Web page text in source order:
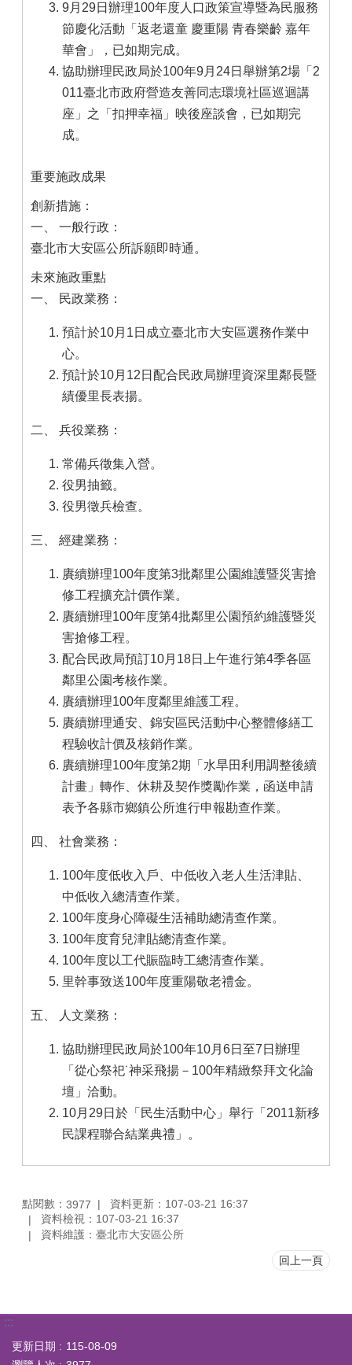
9月29日辦理100年度人口政策宣導暨為民服務
節慶化活動「返老還童 慶重陽 青春樂齡 嘉年
華會」，已如期完成。
協助辦理民政局於100年9月24日舉辦第2場「2
011臺北市政府營造友善同志環境社區巡迴講
座」之「扣押幸福」映後座談會，已如期完
成。
重要施政成果
創新措施：
一、 一般行政：
臺北市大安區公所訴願即時通。
未來施政重點
一、 民政業務：
預計於10月1日成立臺北市大安區選務作業中
心。
預計於10月12日配合民政局辦理資深里鄰長暨
績優里長表揚。
二、 兵役業務：
常備兵徵集入營。
役男抽籤。
役男徵兵檢查。
三、 經建業務：
賡續辦理100年度第3批鄰里公園維護暨災害搶
修工程擴充計價作業。
賡續辦理100年度第4批鄰里公園預約維護暨災
害搶修工程。
配合民政局預訂10月18日上午進行第4季各區
鄰里公園考核作業。
賡續辦理100年度鄰里維護工程。
賡續辦理通安、錦安區民活動中心整體修繕工
程驗收計價及核銷作業。
賡續辦理100年度第2期「水旱田利用調整後續
計畫」轉作、休耕及契作獎勵作業，函送申請
表予各縣市鄉鎮公所進行申報勘查作業。
四、 社會業務：
100年度低收入戶、中低收入老人生活津貼、
中低收入總清查作業。
100年度身心障礙生活補助總清查作業。
100年度育兒津貼總清查作業。
100年度以工代賑臨時工總清查作業。
里幹事致送100年度重陽敬老禮金。
五、 人文業務：
協助辦理民政局於100年10月6日至7日辦理
「從心祭祀˙神采飛揚－100年精緻祭拜文化論
壇」洽動。
10月29日於「民生活動中心」舉行「2011新移
民課程聯合結業典禮」。
點閱數： 3977
資料更新：107-03-21 16:37
資料檢視：107-03-21 16:37
資料維護：臺北市大安區公所
回上一頁
:::
更新日期
115-08-09